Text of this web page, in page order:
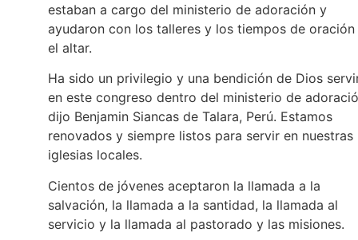
estaban a cargo del ministerio de adoración y
ayudaron con los talleres y los tiempos de oración
el altar.
Ha sido un privilegio y una bendición de Dios
en este congreso dentro del ministerio de
dijo Benjamin Siancas de Talara, Perú. Estamos
renovados y siempre listos para servir en nuestras
iglesias locales.
Cientos de jóvenes aceptaron la llamada a la
salvación, la llamada a la santidad, la llamada al
servicio y la llamada al pastorado y las misiones.